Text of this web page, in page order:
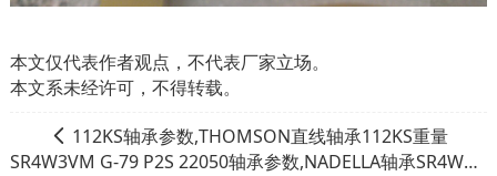
本文仅代表作者观点，不代表厂家立场。
本文系未经许可，不得转载。
112KS轴承参数,THOMSON直线轴承112KS重量
SR4W3VM G-79 P2S 22050轴承参数,NADELLA轴承SR4W3VM G-79 P2S 22050重量